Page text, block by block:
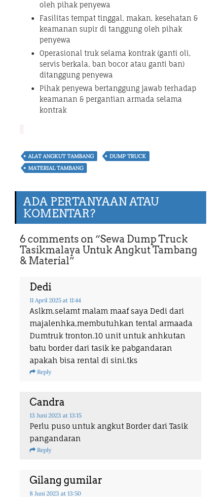
oleh pihak penyewa
Fasilitas tempat tinggal, makan, kesehatan &
keamanan supir di tanggung oleh pihak
penyewa
Operasional truk selama kontrak (ganti oli,
servis berkala, ban bocor atau ganti ban)
ditanggung penyewa
Pihak penyewa bertanggung jawab terhadap
keamanan & pergantian armada selama
kontrak
ALAT ANGKUT TAMBANG
DUMP TRUCK
MATERIAL TAMBANG
ADA PERTANYAAN ATAU
KOMENTAR?
6 comments on “Sewa Dump Truck
Tasikmalaya Untuk Angkut Tambang
& Material”
Dedi
11 April 2025 at 11:44
Aslkm.selamt malam maaf saya Dedi dari
majalenhka,membutuhkan tental armaada
Dumtruk tronton.10 unit untuk anhkutan
batu border dari tasik ke pabgandaran
apakah bisa rental di sini.tks
Reply
Candra
13 Juni 2023 at 13:15
Perlu puso untuk angkut Border dari Tasik
pangandaran
Reply
Gilang gumilar
8 Juni 2023 at 13:50